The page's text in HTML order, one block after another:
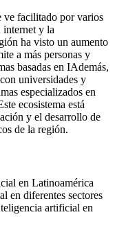
ve facilitado por varios
internet y la
ha visto un aumento
a más personas y
basadas en IAdemás,
universidades y
especializados en
ecosistema está
y el desarrollo de
de la región.
en Latinoamérica
en diferentes sectores
artificial en